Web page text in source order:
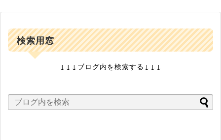
検索用窓
↓↓↓ブログ内を検索する↓↓↓